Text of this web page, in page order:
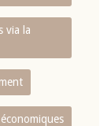
via la